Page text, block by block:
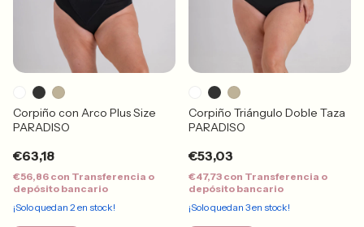
Corpiño con Arco Plus Size
PARADISO
€63,18
€56,86 con Transferencia o
depósito bancario
¡Solo quedan 2en stock!
Corpiño Triángulo Doble Taza
PARADISO
€53,03
€47,73 con Transferencia o
depósito bancario
¡Solo quedan 3en stock!